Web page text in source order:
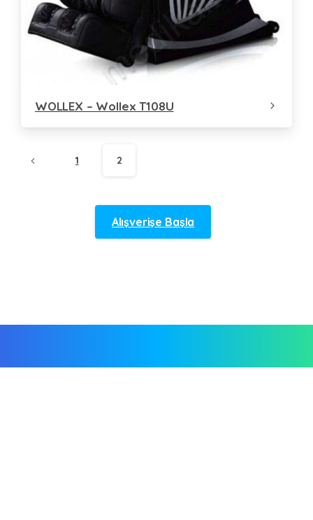
WOLLEX – Wollex T108U
1 2
Alışverişe Başla